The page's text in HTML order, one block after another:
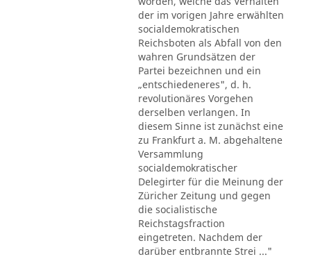
der im vorigen Jahre erwählten
socialdemokratischen
Reichsboten als Abfall von den
wahren Grundsätzen der
Partei bezeichnen und ein
„entschiedeneres", d. h.
revolutionäres Vorgehen
derselben verlangen. In
diesem Sinne ist zunächst eine
zu Frankfurt a. M. abgehaltene
Versammlung
socialdemokratischer
Delegirter für die Meinung der
Züricher Zeitung und gegen
die socialistische
Reichstagsfraction
eingetreten. Nachdem der
darüber entbrannte Strei ..."